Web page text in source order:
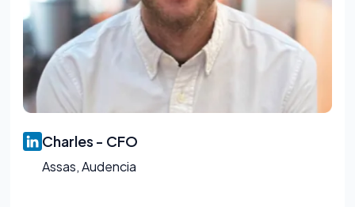
Charles - CFO
Assas, Audencia